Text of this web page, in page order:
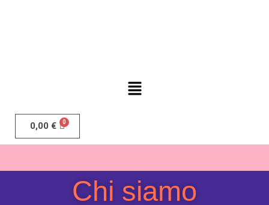
0,00 €
Chi siamo